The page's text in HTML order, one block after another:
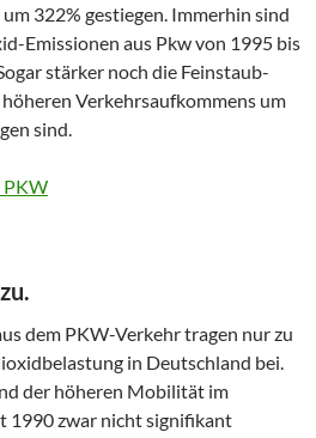
322% gestiegen. Immerhin sind
Emissionen aus Pkw von 1995 bis
stärker noch die Feinstaub-
Verkehrsaufkommens um
sind.
dem PKW-Verkehr tragen nur zu
in Deutschland bei.
der höheren Mobilität im
1990 zwar nicht signifikant